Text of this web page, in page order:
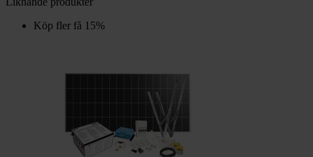
Köp fler få 15%